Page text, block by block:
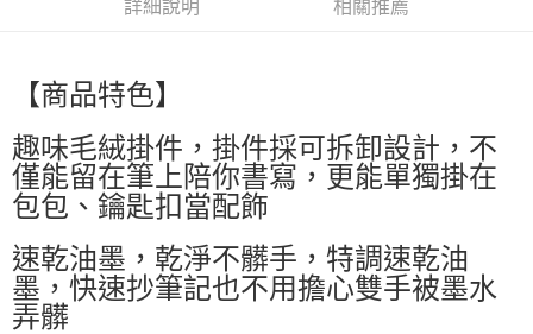
萊爾富取貨付款
每筆NT$60，滿NT$599(含以上)免運費
付款後萊爾富取貨
每筆NT$60，滿NT$599(含以上)免運費
每筆NT$60，滿NT$599(含以上)免運費
付款後7-11取貨
詳細說明 相關推薦
【商品特色】
趣味毛絨掛件，掛件採可拆卸設計，不
僅能留在筆上陪你書寫，更能單獨掛在
包包、鑰匙扣當配飾
速乾油墨，乾淨不髒手，特調速乾油
墨，快速抄筆記也不用擔心雙手被墨水
弄髒